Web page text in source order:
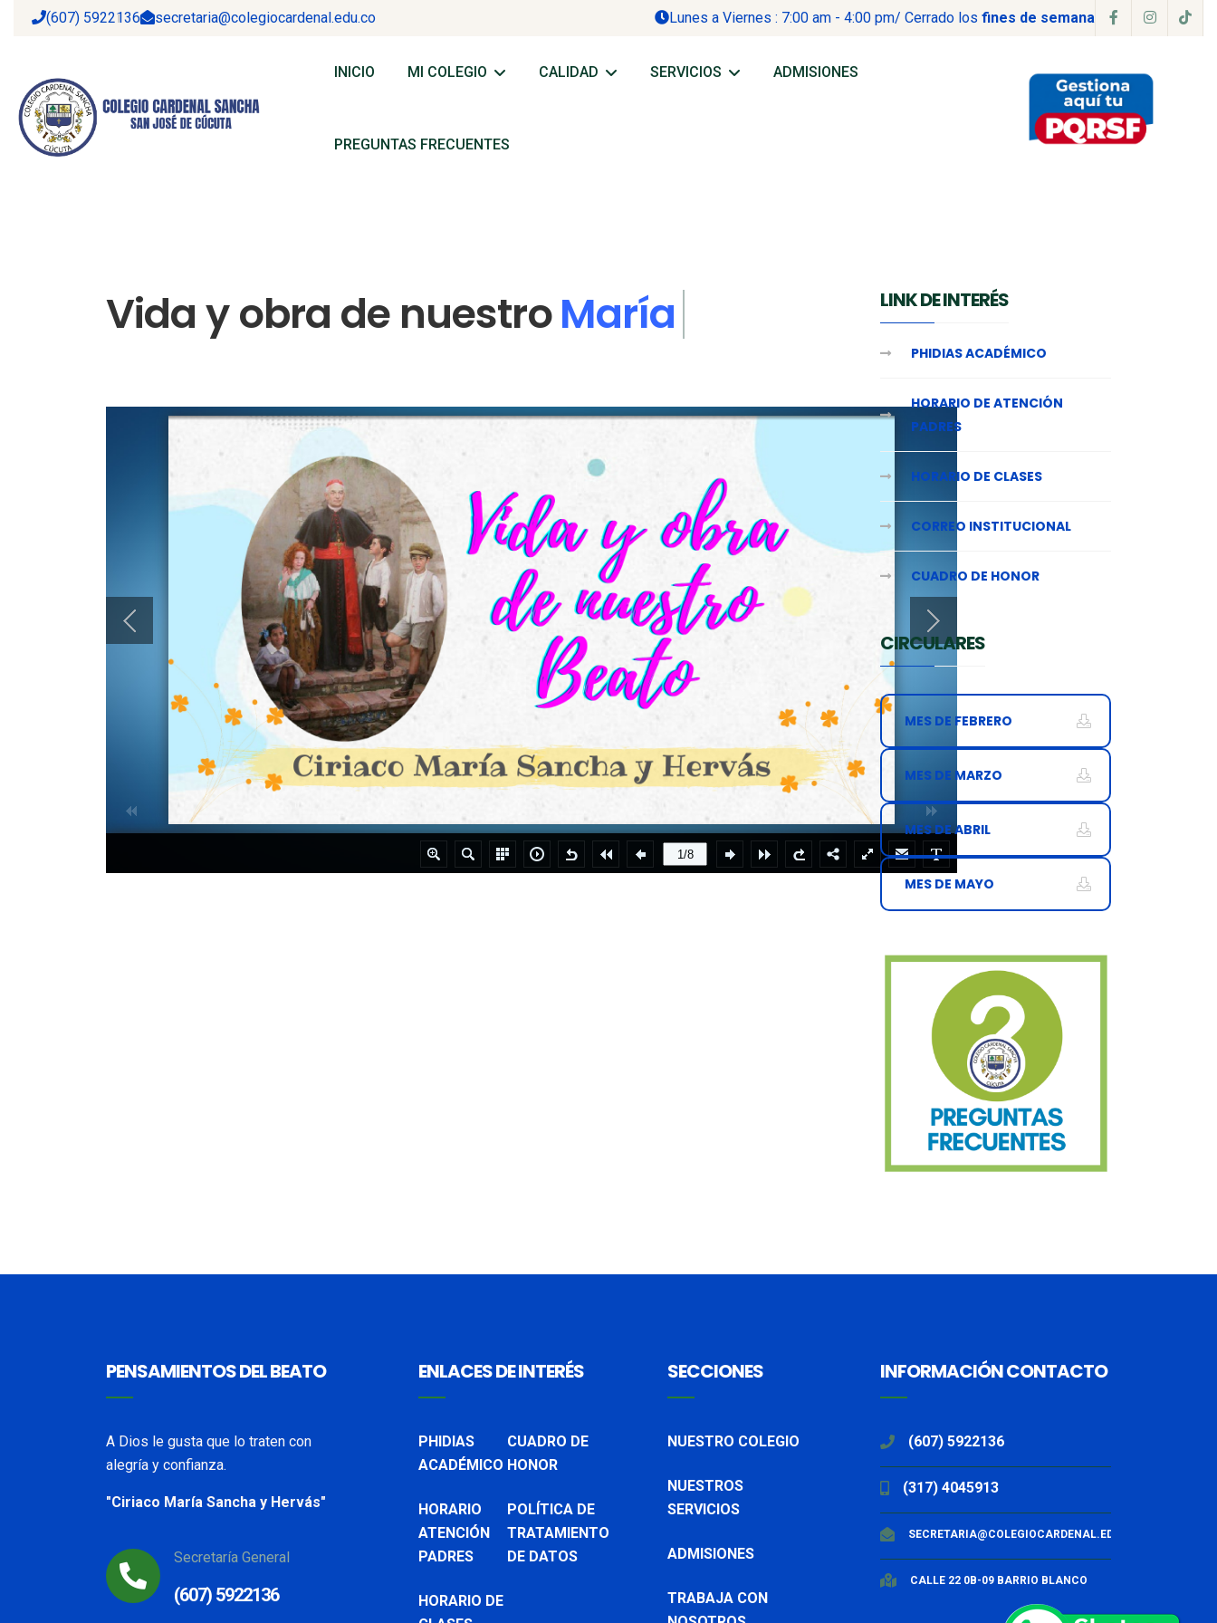
(607) 5922136 secretaria@colegiocardenal.edu.co Lunes a Viernes : 7:00 am - 4:00 pm/ Cerrado los fines de semana
INICIO MI COLEGIO CALIDAD SERVICIOS ADMISIONES
PREGUNTAS FRECUENTES
Vida y obra de nuestroMaría LINK DE INTERÉS
PHIDIAS ACADÉMICO
HORARIO DE ATENCIÓN
PADRES
HORARIO DE CLASES
CORREO INSTITUCIONAL
CUADRO DE HONOR
CIRCULARES
MES DE FEBRERO
MES DE MARZO
MES DE ABRIL
MES DE MAYO
PENSAMIENTOS DEL BEATO
A Dios le gusta que lo traten con
alegría y confianza.
"Ciriaco María Sancha y Hervás"
(607) 5922136
Secretaría General
ENLACES DE INTERÉS
PHIDIAS
ACADÉMICO
HORARIO
ATENCIÓN
PADRES
HORARIO DE
CUADRO DE
HONOR
POLÍTICA DE
TRATAMIENTO
DE DATOS
SECCIONES
NUESTRO COLEGIO
NUESTROS
SERVICIOS
ADMISIONES
TRABAJA CON
INFORMACIÓN CONTACTO
(607) 5922136
(317) 4045913
SECRETARIA@COLEGIOCARDENAL.EDU.CO
CALLE 22 0B-09 BARRIO BLANCO